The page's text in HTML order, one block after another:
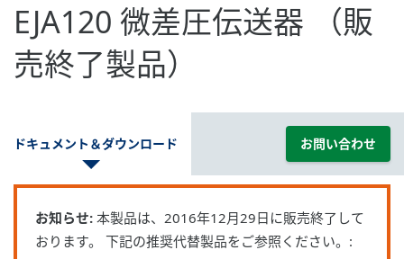
EJA120 微差圧伝送器 （販
売終了製品）
ドキュメント＆ダウンロード お問い合わせ
お知らせ: 本製品は、2016年12月29日に販売終了して
おります。 下記の推奨代替製品をご参照ください。: